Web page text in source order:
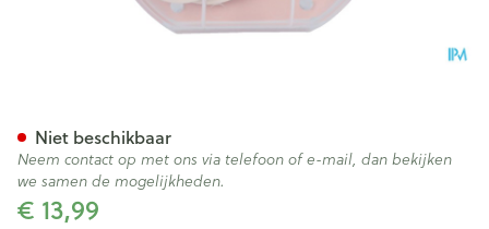
€ 13,99
Niet beschikbaar
Neem contact op met ons via telefoon of e-mail, dan bekijken
we samen de mogelijkheden.